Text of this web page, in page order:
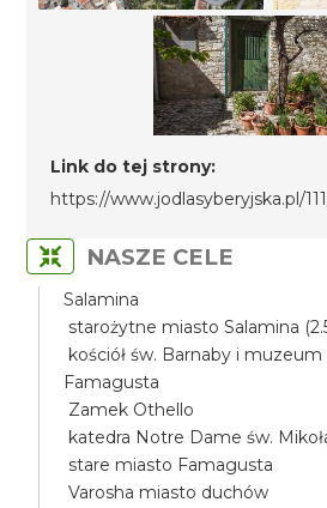
Link do tej strony:
https://www.jodlasyberyjska.pl/
NASZE CELE
Salamina
starożytne miasto Salamina
kościół św. Barnaby i muzeum
Famagusta
Zamek Othello
katedra Notre Dame św.
stare miasto Famagusta
Varosha miasto duchów